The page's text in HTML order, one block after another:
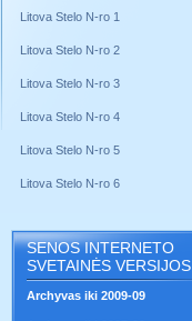
Litova Stelo N-ro 1
Litova Stelo N-ro 2
Litova Stelo N-ro 3
Litova Stelo N-ro 4
Litova Stelo N-ro 5
Litova Stelo N-ro 6
SENOS INTERNETO
SVETAINĖS VERSIJOS
Archyvas iki 2009-09